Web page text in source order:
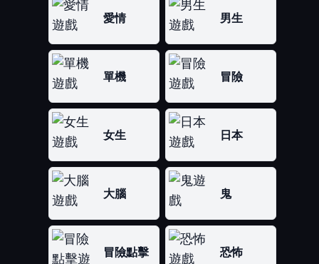
愛情 男生
單機 冒險
女生 日本
大腦 鬼
冒險點擊 恐怖